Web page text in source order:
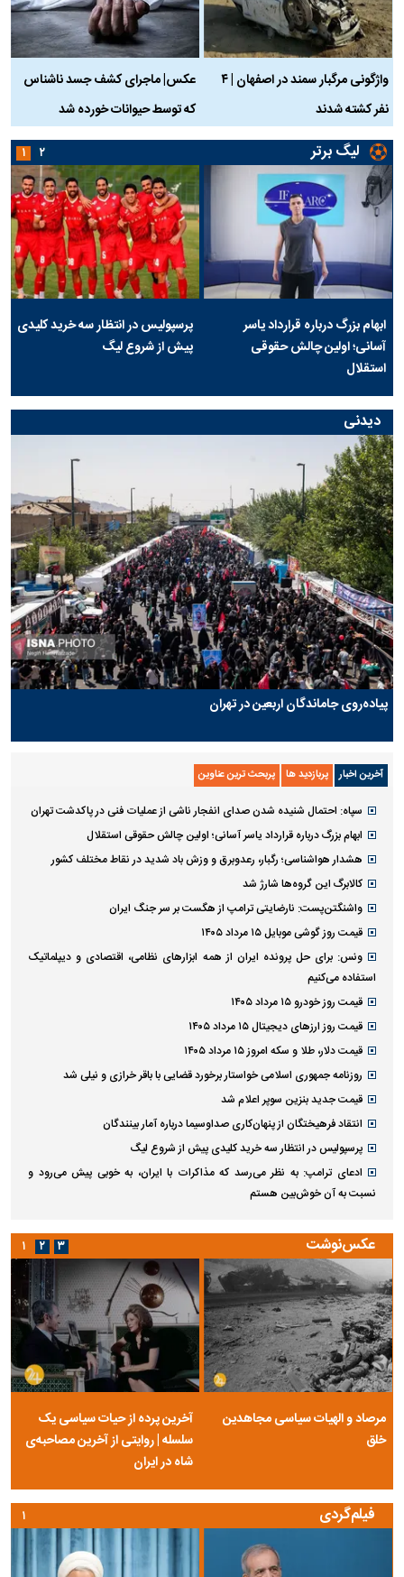
واژگونی مرگبار سمند در اصفهان | ۴
نفر کشته شدند
عکس| ماجرای کشف جسد ناشناس
که توسط حیوانات خورده شد
لیگ برتر
ابهام بزرگ درباره قرارداد یاسر
آسانی؛ اولین چالش حقوقی
استقلال
پرسپولیس در انتظار سه خرید کلیدی
پیش از شروع لیگ
۱ ۲
دیدنی
پیاده‌روی جاماندگان اربعین در تهران
آخرین اخبار پربازدید ها پربحث ترین عناوین
سپاه: احتمال شنیده شدن صدای انفجار ناشی از عملیات فنی در پاکدشت تهران
ابهام بزرگ درباره قرارداد یاسر آسانی؛ اولین چالش حقوقی استقلال
هشدار هواشناسی؛ رگبار، رعدوبرق و وزش باد شدید در نقاط مختلف کشور
کالابرگ این گروه‌ها شارژ شد
واشنگتن‌پست: نارضایتی ترامپ از هگست بر سر جنگ ایران
قیمت روز گوشی موبایل ۱۵ مرداد ۱۴۰۵
ونس: برای حل پرونده ایران از همه ابزارهای نظامی، اقتصادی و دیپلماتیک
استفاده می‌کنیم
قیمت روز خودرو ۱۵ مرداد ۱۴۰۵
قیمت روز ارز‌های دیجیتال ۱۵ مرداد ۱۴۰۵
قیمت دلار، طلا و سکه امروز ۱۵ مرداد ۱۴۰۵
روزنامه جمهوری اسلامی خواستار برخورد قضایی با باقر خرازی و نیلی شد
قیمت جدید بنزین سوپر اعلام شد
انتقاد فرهیختگان از پنهان‌کاری صداوسیما درباره آمار بینندگان
پرسپولیس در انتظار سه خرید کلیدی پیش از شروع لیگ
ادعای ترامپ: به نظر می‌رسد که مذاکرات با ایران، به خوبی پیش می‌رود و
نسبت به آن خوش‌بین هستم
عکس‌نوشت
مرصاد و الهیات سیاسی مجاهدین
خلق
آخرین پرده از حیات سیاسی یک
سلسله | روایتی از آخرین مصاحبه‌ی
شاه در ایران
۱ ۲ ۳
فیلم‌گردی ۱